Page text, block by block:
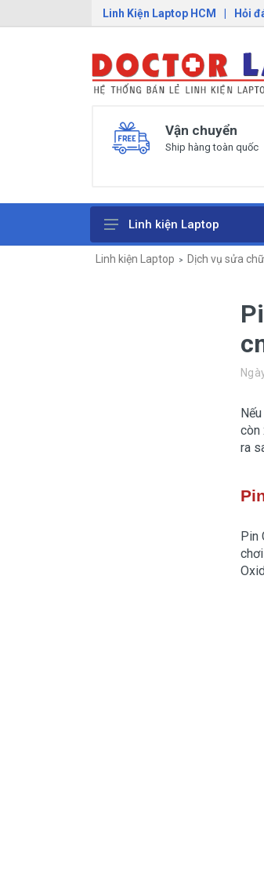
Linh Kiện Laptop HCM | Hỏi
Vận chuyển
Ship hàng toàn quốc
Pin Laptop
Linh kiện Laptop
Linh kiện Laptop Dịch vụ sửa
còn
ra
Pin